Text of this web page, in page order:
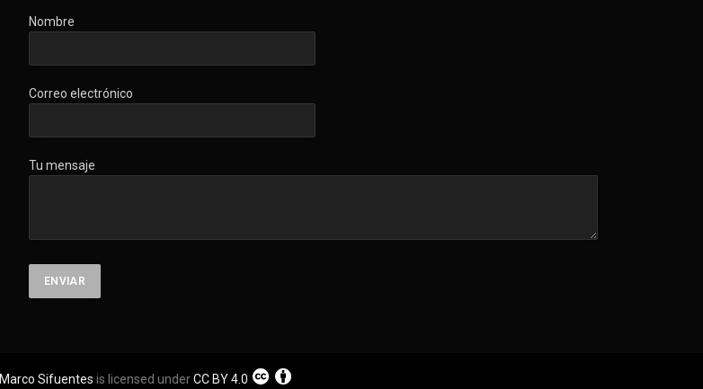
Nombre
Correo electrónico
Tu mensaje
Marco Sifuentes is licensed underCC BY 4.0